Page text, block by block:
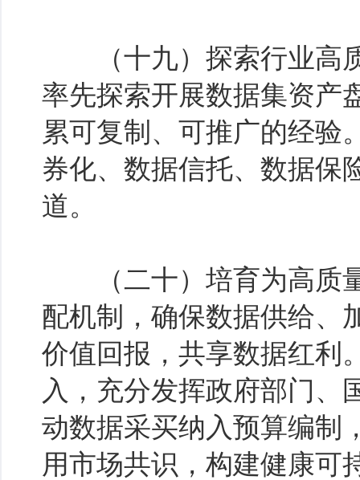
（十九）探索行业高质
率先探索开展数据集资产
累可复制、可推广的经验
券化、数据信托、数据保
道。
（二十）培育为高质量
配机制，确保数据供给、
价值回报，共享数据红利
入，充分发挥政府部门、
动数据采买纳入预算编制
用市场共识，构建健康可